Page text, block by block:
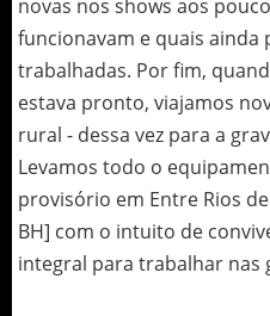
novas nos shows aos
funcionavam e quais ainda
trabalhadas. Por fim,
estava pronto, viajamos
rural - dessa vez para a
Levamos todo o
provisório em Entre Rios
BH] com o intuito de
integral para trabalhar nas